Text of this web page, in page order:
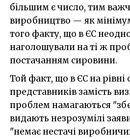
більшим є число, тим
виробництво — як
того факту, що в ЄС
наголошували на ті ж
постачанням сировини.
Той факт, що в ЄС на рівні
представників замість
проблем намагаються
видають незрозумілі
"немає нестачі